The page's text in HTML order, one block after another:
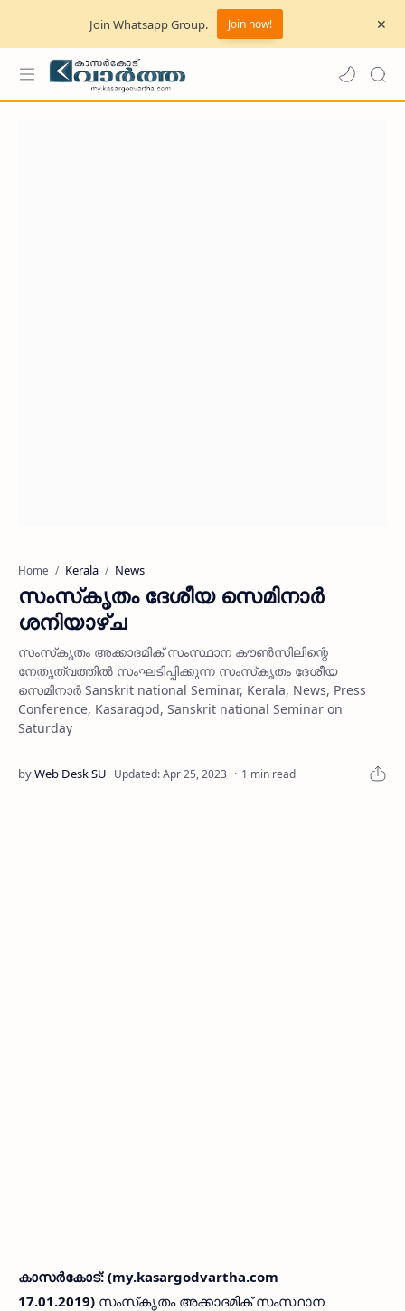
Join Whatsapp Group. Join now!
Home Kerala News
സംസ്‌കൃതം ദേശീയ സെമിനാര്‍
ശനിയാഴ്ച
സംസ്‌കൃതം അക്കാദമിക് സംസ്ഥാന കൗണ്‍സിലിന്റെ
നേതൃത്വത്തില്‍ സംഘടിപ്പിക്കുന്ന സംസ്‌കൃതം ദേശീയ
സെമിനാര്‍ Sanskrit national Seminar, Kerala, News, Press
Conference, Kasaragod, Sanskrit national Seminar on
Saturday
1 min read
കാസര്‍കോട്: (my.kasargodvartha.com
17.01.2019) സംസ്‌കൃതം അക്കാദമിക് സംസ്ഥാന